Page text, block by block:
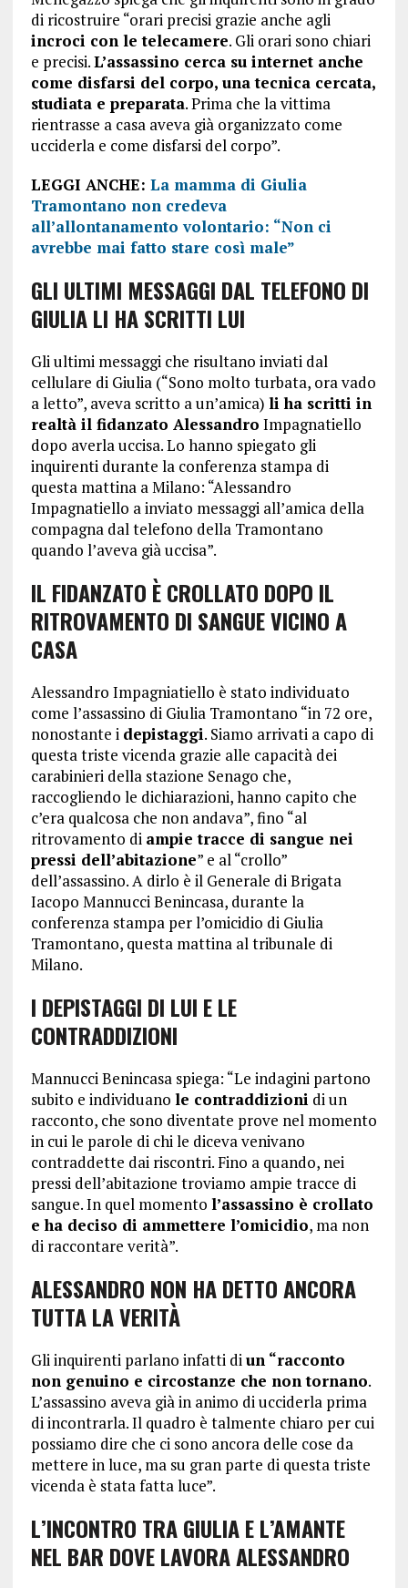
di ricostruire “orari precisi grazie anche agli
incroci con le telecamere. Gli orari sono chiari
e precisi.L’assassino cerca su internet anche
come disfarsi del corpo, una tecnica cercata,
studiata e preparata. Prima che la vittima
rientrasse a casa aveva già organizzato come
ucciderla e come disfarsi del corpo”.
LEGGI ANCHE: La mamma di Giulia
Tramontano non credeva
all’allontanamento volontario: “Non ci
avrebbe mai fatto stare così male”
GLI ULTIMI MESSAGGI DAL TELEFONO DI
GIULIA LI HA SCRITTI LUI
Gli ultimi messaggi che risultano inviati dal
cellulare di Giulia (“Sono molto turbata, ora vado
a letto”, aveva scritto a un’amica) li ha scritti in
realtà il fidanzato Alessandro Impagnatiello
dopo averla uccisa. Lo hanno spiegato gli
inquirenti durante la conferenza stampa di
questa mattina a Milano: “Alessandro
Impagnatiello a inviato messaggi all’amica della
compagna dal telefono della Tramontano
quando l’aveva già uccisa”.
IL FIDANZATO È CROLLATO DOPO IL
RITROVAMENTO DI SANGUE VICINO A
CASA
Alessandro Impagniatiello è stato individuato
come l’assassino di Giulia Tramontano “in 72 ore,
nonostante i depistaggi. Siamo arrivati a capo di
questa triste vicenda grazie alle capacità dei
carabinieri della stazione Senago che,
raccogliendo le dichiarazioni, hanno capito che
c’era qualcosa che non andava”, fino “al
ritrovamento di ampie tracce di sangue nei
pressi dell’abitazione” e al “crollo”
dell’assassino. A dirlo è il Generale di Brigata
Iacopo Mannucci Benincasa, durante la
conferenza stampa per l’omicidio di Giulia
Tramontano, questa mattina al tribunale di
Milano.
I DEPISTAGGI DI LUI E LE
CONTRADDIZIONI
Mannucci Benincasa spiega: “Le indagini partono
subito e individuano le contraddizioni di un
racconto, che sono diventate prove nel momento
in cui le parole di chi le diceva venivano
contraddette dai riscontri. Fino a quando, nei
pressi dell’abitazione troviamo ampie tracce di
sangue. In quel momento l’assassino è crollato
e ha deciso di ammettere l’omicidio, ma non
di raccontare verità”.
ALESSANDRO NON HA DETTO ANCORA
TUTTA LA VERITÀ
Gli inquirenti parlano infatti diun “racconto
non genuino e circostanze che non tornano.
L’assassino aveva già in animo di ucciderla prima
di incontrarla. Il quadro è talmente chiaro per cui
possiamo dire che ci sono ancora delle cose da
mettere in luce, ma su gran parte di questa triste
vicenda è stata fatta luce”.
L’INCONTRO TRA GIULIA E L’AMANTE
NEL BAR DOVE LAVORA ALESSANDRO